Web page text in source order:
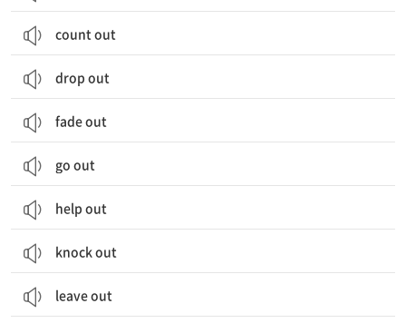
count out
drop out
fade out
go out
help out
knock out
leave out